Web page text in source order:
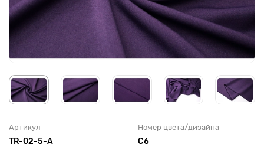
Артикул
TR-02-5-A
Номер цвета/дизайна
С6